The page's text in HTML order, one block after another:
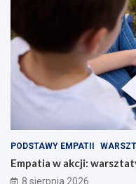
PODSTAWY EMPATII
Empatia w akcji:
8 sierpnia 2026